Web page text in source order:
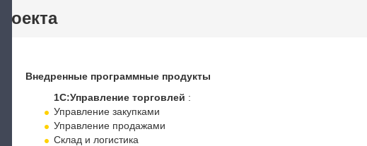
Внедренные программные продукты
1С:Управление торговлей :
Управление закупками
Управление продажами
Склад и логистика